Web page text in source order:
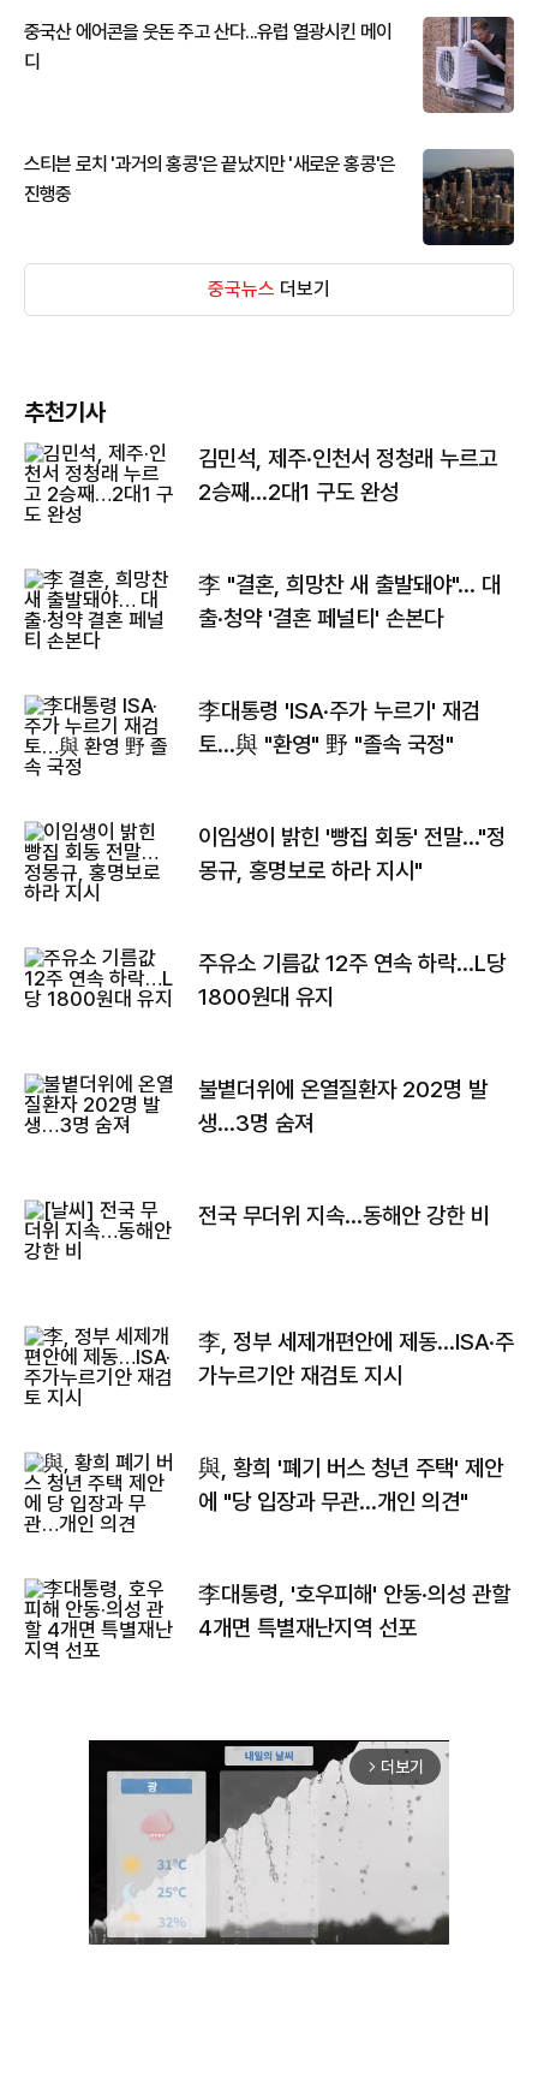
중국산 에어콘을 웃돈 주고 산다...유럽 열광시킨 메이
디
스티븐 로치 '과거의 홍콩'은 끝났지만 '새로운 홍콩'은
진행중
중국뉴스 더보기
추천기사
김민석, 제주·인천서 정청래 누르고
2승째…2대1 구도 완성
李 "결혼, 희망찬 새 출발돼야"… 대
출·청약 '결혼 페널티' 손본다
李대통령 'ISA·주가 누르기' 재검
토…與 "환영" 野 "졸속 국정"
이임생이 밝힌 '빵집 회동' 전말…"정
몽규, 홍명보로 하라 지시"
주유소 기름값 12주 연속 하락…L당
1800원대 유지
불볕더위에 온열질환자 202명 발
생…3명 숨져
전국 무더위 지속…동해안 강한 비
李, 정부 세제개편안에 제동…ISA·주
가누르기안 재검토 지시
與, 황희 '폐기 버스 청년 주택' 제안
에 "당 입장과 무관…개인 의견"
李대통령, '호우피해' 안동·의성 관할
4개면 특별재난지역 선포
arrow_forward_ios 더보기